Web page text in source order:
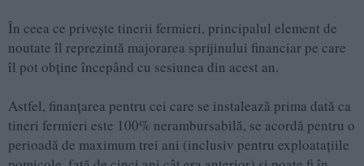
În ceea ce privește tinerii fermieri, principalul element de
noutate îl reprezintă majorarea sprijinului financiar pe care
îl pot obține începând cu sesiunea din acest an.
Astfel, finanțarea pentru cei care se instalează prima dată ca
tineri fermieri este 100% nerambursabilă, se acordă pentru o
perioadă de maximum trei ani (inclusiv pentru exploatațiile